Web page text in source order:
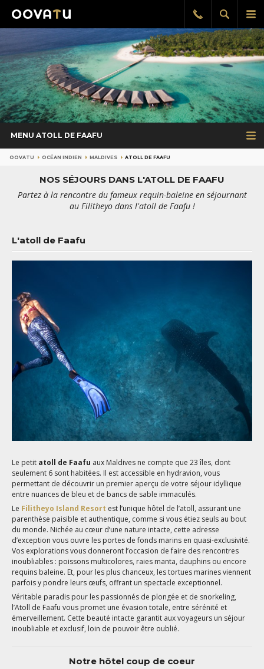
le
Afficher
la
Rappel
gratuit
MENU ATOLL DE FAAFU
OOVATU OCÉAN INDIEN MALDIVES ATOLL DE FAAFU
NOS SÉJOURS DANS L'ATOLL DE FAAFU
Partez à la rencontre du fameux requin-baleine en séjournant
au Filitheyo dans l'atoll de Faafu !
L'atoll de Faafu
Le petit atoll de Faafu aux Maldives ne compte que 23 îles, dont
seulement 6 sont habitées. Il est accessible en hydravion, vous
permettant de découvrir un premier aperçu de votre séjour idyllique
entre nuances de bleu et de bancs de sable immaculés.
Le Filitheyo Island Resort est l’unique hôtel de l’atoll, assurant une
parenthèse paisible et authentique, comme si vous étiez seuls au bout
du monde. Nichée au cœur d’une nature intacte, cette adresse
d’exception vous ouvre les portes de fonds marins en quasi-exclusivité.
Vos explorations vous donneront l’occasion de faire des rencontres
inoubliables : poissons multicolores, raies manta, dauphins ou encore
requins baleine. Et, pour les plus chanceux, les tortues marines viennent
parfois y pondre leurs œufs, offrant un spectacle exceptionnel.
Véritable paradis pour les passionnés de plongée et de snorkeling,
l’Atoll de Faafu vous promet une évasion totale, entre sérénité et
émerveillement. Cette beauté intacte garantit aux voyageurs un séjour
inoubliable et exclusif, loin de pouvoir être oublié.
Notre hôtel coup de coeur